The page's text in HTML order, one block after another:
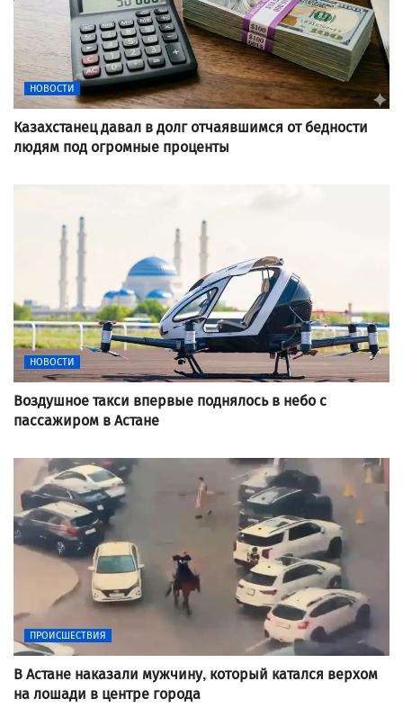
НОВОСТИ
Казахстанец давал в долг отчаявшимся от бедности
людям под огромные проценты
НОВОСТИ
Воздушное такси впервые поднялось в небо с
пассажиром в Астане
ПРОИСШЕСТВИЯ
В Астане наказали мужчину, который катался верхом
на лошади в центре города